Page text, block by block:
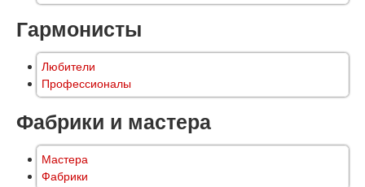
Гармонисты
Любители
Профессионалы
Фабрики и мастера
Мастера
Фабрики